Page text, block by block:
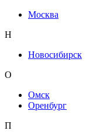
Москва
Н
Новосибирск
О
Омск
Оренбург
П